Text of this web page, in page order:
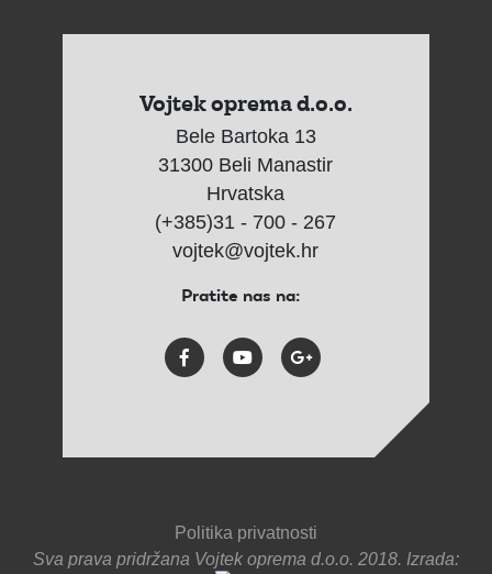
Vojtek oprema d.o.o.
Bele Bartoka 13
31300 Beli Manastir
Hrvatska
(+385)31 - 700 - 267
vojtek@vojtek.hr
Pratite nas na:
Politika privatnosti
Sva prava pridržana Vojtek oprema d.o.o. 2018. Izrada: